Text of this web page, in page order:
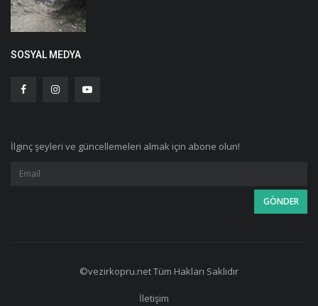
SOSYAL MEDYA
İlginç şeyleri ve güncellemeleri almak için abone olun!
©vezirkopru.net Tüm Hakları Saklıdır
İletişim